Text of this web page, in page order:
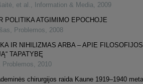
et al., Information & Media, 2009
POLITIKA ATGIMIMO EPOCHOJE
, Problemos, 2008
IR NIHILIZMAS ARBA – APIE FILOSOFIJOS
TAPATYBĘ
Problemos, 2010
chirurgijos raida Kaune 1919–1940